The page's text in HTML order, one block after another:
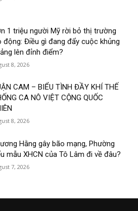
1 triệu người Mỹ rời bỏ thị trường
động: Điều gì đang đẩy cuộc khủng
lên đỉnh điểm?
8, 2026
CAM – BIỂU TÌNH ĐẦY KHÍ THẾ
CA NÔ VIỆT CỘNG QUỐC
8, 2026
Hằng gây bão mạng, Phường
mẫu XHCN của Tô Lâm đi về đâu?
7, 2026